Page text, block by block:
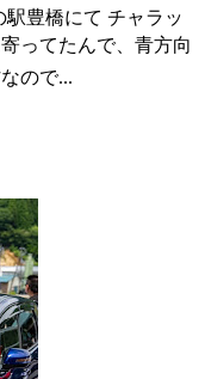
駅豊橋にて チャラッ
ってたんで、青方向
ので...